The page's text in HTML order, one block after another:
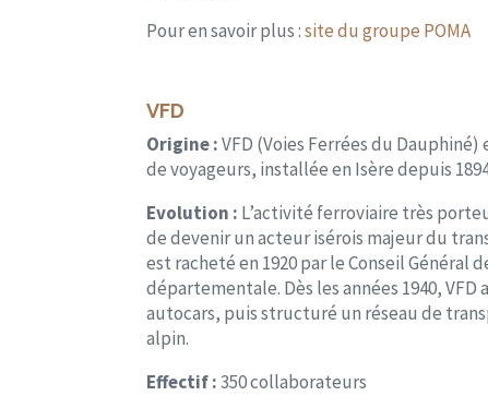
Pour en savoir plus :site du groupe POMA
VFD
Origine :VFD (Voies Ferrées du
de voyageurs, installée en Isère depuis
Evolution : L’activité ferroviaire très
de devenir un acteur isérois majeur du
est racheté en 1920 par le Conseil Général
départementale. Dès les années 1940,
autocars, puis structuré un réseau de
alpin.
Effectif :350 collaborateurs